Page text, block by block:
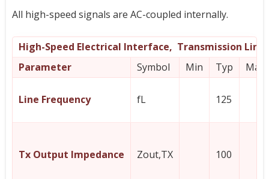
All high-speed signals are AC-coupled internally.
High-Speed Electrical Interface, Transmission Line-
Parameter
Symbol Min Typ Max
Line Frequency fL 125
Tx Output Impedance Zout,TX 100